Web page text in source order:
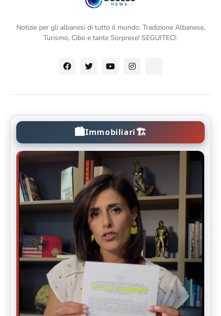
Notizie per gli albanesi di tutto il mondo: Tradizione Albanese,
Turismo, Cibo e tante Sorprese! SEGUITECI:
🏙️Immobiliari🏗️